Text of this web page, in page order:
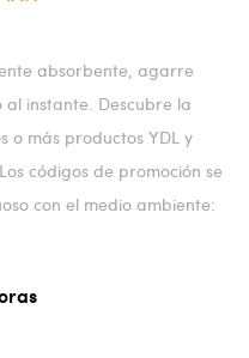
absorbente, agarre
instante. Descubre la
o más productos YDL y
códigos de promoción se
con el medio ambiente: